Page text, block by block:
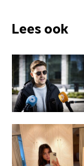
Lees ook